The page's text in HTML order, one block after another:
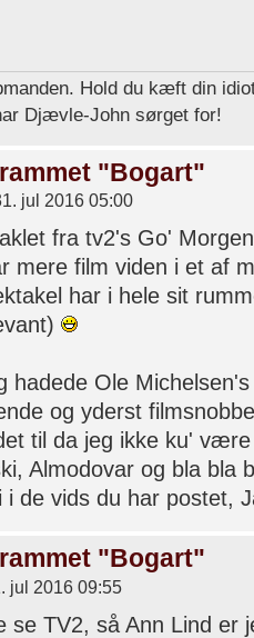
Hold du kæft din
Djævle-John sørget for!
"Bogart"
jul 2016 05:00
fra tv2's Go'
mere film viden i et af
har i hele sit
hadede Ole
og yderst
til da jeg ikke ku'
Almodovar og bla bla
de vids du har postet,
"Bogart"
jul 2016 09:55
se TV2, så Ann Lind er